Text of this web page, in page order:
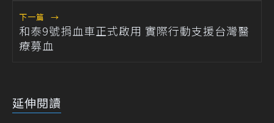
下一篇 →
和泰9號捐血車正式啟用 實際行動支援台灣醫
療募血
延伸閱讀